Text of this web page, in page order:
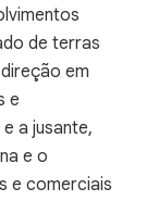
de terras
em
e
a jusante,
e o
e comerciais